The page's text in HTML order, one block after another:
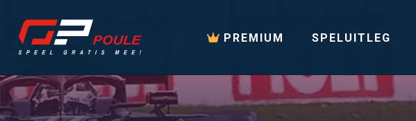
PREMIUM SPELUITLEG